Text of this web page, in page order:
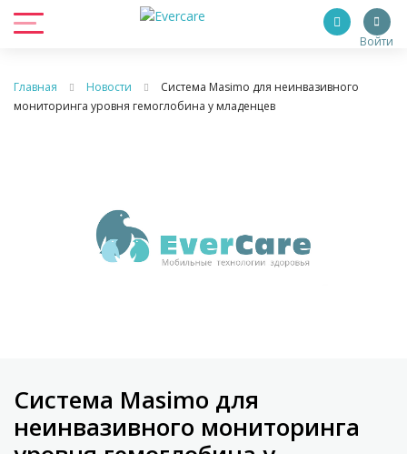
Войти
Главная Новости
Система Masimo для неинвазивного
мониторинга уровня гемоглобина у младенцев
Система Masimo для
неинвазивного мониторинга